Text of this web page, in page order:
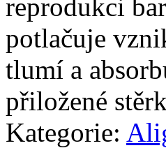
reprodukci
potlačuje
tlumí a
přiložené
Kategorie: